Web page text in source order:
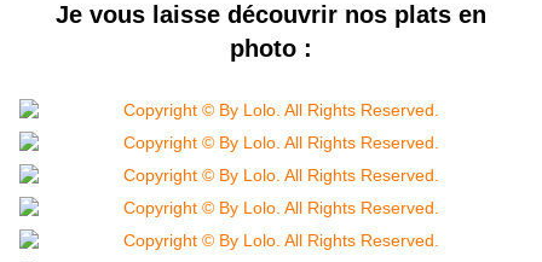
Je vous laisse découvrir nos plats en
photo :